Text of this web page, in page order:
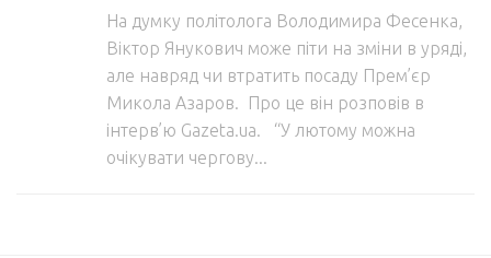
На думку політолога Володимира Фесенка,
Віктор Янукович може піти на зміни в уряді,
але навряд чи втратить посаду Прем’єр
Микола Азаров. Про це він розповів в
інтерв’ю Gazeta.ua. “У лютому можна
очікувати чергову...